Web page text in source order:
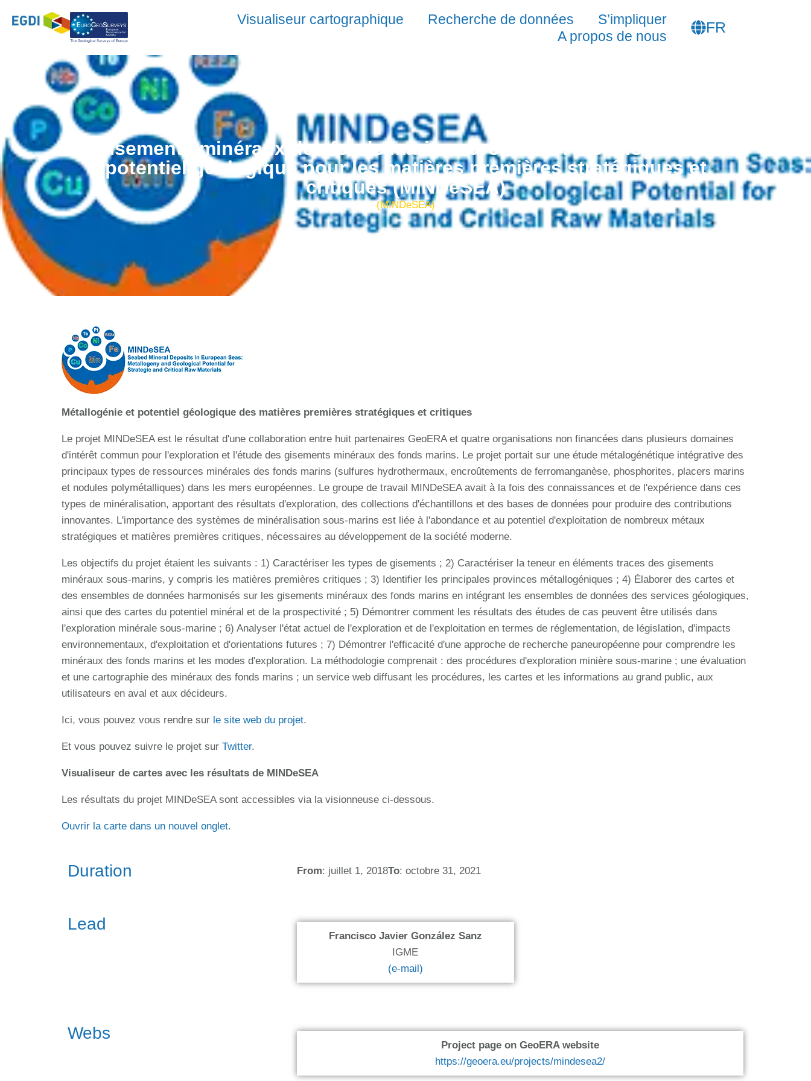
Visualiseur cartographique Recherche de données
S’impliquer
A propos de nous
FR
SL
Gisements minéraux des fonds marins européens : métallogénie et
potentiel géologique pour les matières premières stratégiques et
critiques (MINDeSEA)
(MINDeSEA)
Métallogénie et potentiel géologique des matières premières stratégiques et critiques
Le projet MINDeSEA est le résultat d'une collaboration entre huit partenaires GeoERA et quatre organisations non financées dans plusieurs domaines
d'intérêt commun pour l'exploration et l'étude des gisements minéraux des fonds marins. Le projet portait sur une étude métalogénétique intégrative des
principaux types de ressources minérales des fonds marins (sulfures hydrothermaux, encroûtements de ferromanganèse, phosphorites, placers marins
et nodules polymétalliques) dans les mers européennes. Le groupe de travail MINDeSEA avait à la fois des connaissances et de l'expérience dans ces
types de minéralisation, apportant des résultats d'exploration, des collections d'échantillons et des bases de données pour produire des contributions
innovantes. L'importance des systèmes de minéralisation sous-marins est liée à l'abondance et au potentiel d'exploitation de nombreux métaux
stratégiques et matières premières critiques, nécessaires au développement de la société moderne.
Les objectifs du projet étaient les suivants : 1) Caractériser les types de gisements ; 2) Caractériser la teneur en éléments traces des gisements
minéraux sous-marins, y compris les matières premières critiques ; 3) Identifier les principales provinces métallogéniques ; 4) Élaborer des cartes et
des ensembles de données harmonisés sur les gisements minéraux des fonds marins en intégrant les ensembles de données des services géologiques,
ainsi que des cartes du potentiel minéral et de la prospectivité ; 5) Démontrer comment les résultats des études de cas peuvent être utilisés dans
l'exploration minérale sous-marine ; 6) Analyser l'état actuel de l'exploration et de l'exploitation en termes de réglementation, de législation, d'impacts
environnementaux, d'exploitation et d'orientations futures ; 7) Démontrer l'efficacité d'une approche de recherche paneuropéenne pour comprendre les
minéraux des fonds marins et les modes d'exploration. La méthodologie comprenait : des procédures d'exploration minière sous-marine ; une évaluation
et une cartographie des minéraux des fonds marins ; un service web diffusant les procédures, les cartes et les informations au grand public, aux
utilisateurs en aval et aux décideurs.
Ici, vous pouvez vous rendre sur le site web du projet.
Et vous pouvez suivre le projet sur Twitter.
Visualiseur de cartes avec les résultats de MINDeSEA
Les résultats du projet MINDeSEA sont accessibles via la visionneuse ci-dessous.
Ouvrir la carte dans un nouvel onglet.
Duration From: juillet 1, 2018To: octobre 31, 2021
Lead
Francisco Javier González Sanz
IGME
(e-mail)
Webs
Project page on GeoERA website
https://geoera.eu/projects/mindesea2/